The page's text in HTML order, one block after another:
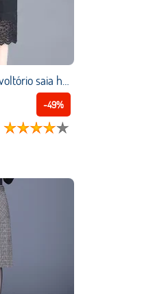
Mulheres rendas envoltório saia hip primavera outono nova moda feminina elástico cintura alta lápis saia retro na altura do joelho escritório senhora saia
-49%